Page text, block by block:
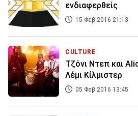
ενδιαφερθείς
15 Φεβ 2016 21:13
CULTURE
Τζόνι Ντεπ και
Λέμι Κίλμιστερ
05 Φεβ 2016 13:45